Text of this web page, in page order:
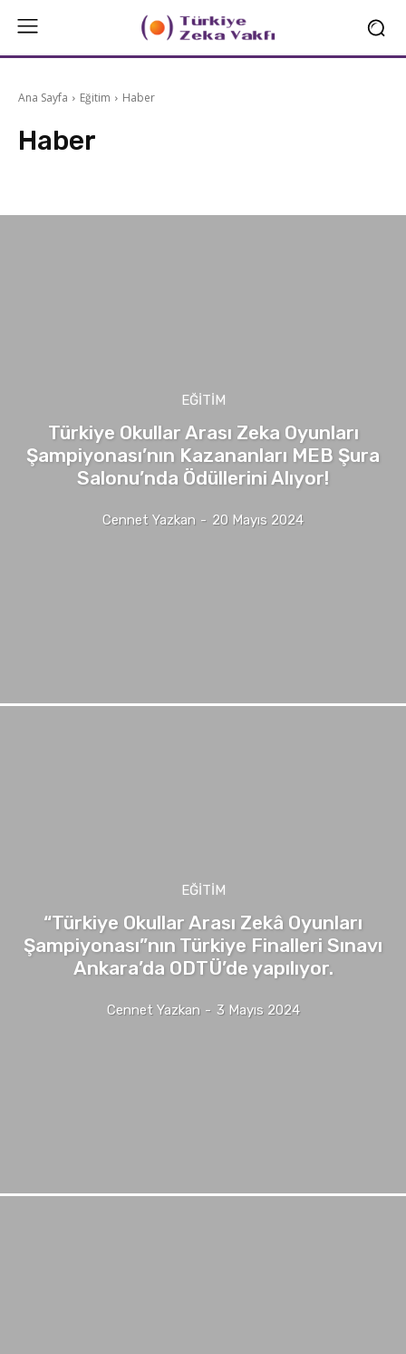
Ana Sayfa Eğitim Haber
Haber
EĞITIM
Türkiye Okullar Arası Zeka Oyunları
Şampiyonası’nın Kazananları MEB Şura
Salonu’nda Ödüllerini Alıyor!
Cennet Yazkan - 20 Mayıs 2024
EĞITIM
“Türkiye Okullar Arası Zekâ Oyunları
Şampiyonası”nın Türkiye Finalleri Sınavı
Ankara’da ODTÜ’de yapılıyor.
Cennet Yazkan - 3 Mayıs 2024